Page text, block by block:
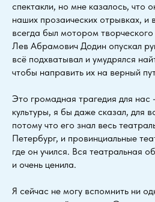
спектакли, но мне казалось, что
наших прозаических отрывках, и
всегда был мотором
Лев Абрамович Додин опускал
всё подхватывал и умудрялся
чтобы направить их на верный
Это громадная трагедия для нас
культуры, я бы даже сказал, для
потому что его знал весь
Петербург, и провинциальные
где он учился. Вся театральная
и очень ценила.
Я сейчас не могу вспомнить ни